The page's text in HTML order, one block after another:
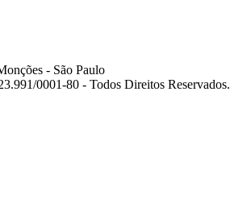
- São Paulo
0001-80 - Todos Direitos Reservados.